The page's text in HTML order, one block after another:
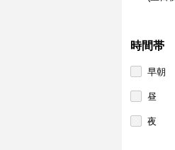
時間帯
早朝
昼
夜